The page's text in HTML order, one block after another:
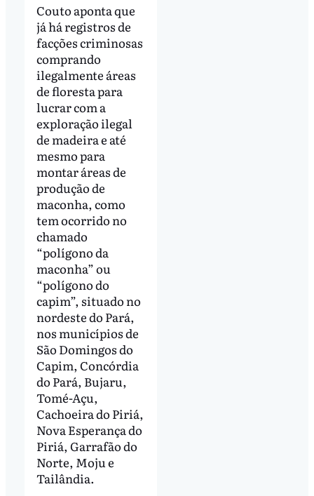
Couto aponta que
já há registros de
facções criminosas
comprando
ilegalmente áreas
de floresta para
lucrar com a
exploração ilegal
de madeira e até
mesmo para
montar áreas de
produção de
maconha, como
tem ocorrido no
chamado
“polígono da
maconha” ou
“polígono do
capim”, situado no
nordeste do Pará,
nos municípios de
São Domingos do
Capim, Concórdia
do Pará, Bujaru,
Tomé-Açu,
Cachoeira do Piriá,
Nova Esperança do
Piriá, Garrafão do
Norte, Moju e
Tailândia.